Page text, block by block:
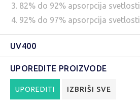
3. 82% do 92% apsorpcija svetlosti
4. 92% do 97% apsorpcija svetlosti
UV400
UPOREDITE PROIZVODE
UPOREDITI IZBRIŠI SVE